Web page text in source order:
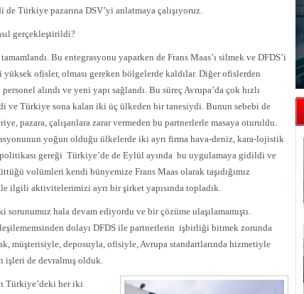
Türkiye pazarına DSV’yi anlatmaya çalışıyoruz.
gerçekleştirildi?
Bu entegrasyonu yaparken de Frans Maas’ı silmek ve DFDS’i
ofisler, olması gereken bölgelerde kaldılar. Diğer ofislerden
alındı ve yeni yapı sağlandı. Bu süreç Avrupa’da çok hızlı
ve Türkiye sona kalan iki üç ülkeden bir tanesiydi. Bunun sebebi de
pazara, çalışanlara zarar vermeden bu partnerlerle masaya oturuldu.
yoğun olduğu ülkelerde iki ayrı firma hava-deniz, kara-lojistik
gereği Türkiye’de de Eylül ayında bu uygulamaya gidildi ve
volümleri kendi bünyemize Frans Maas olarak taşıdığımız
ilgili aktivitelerimizi ayrı bir şirket yapısında topladık.
hala devam ediyordu ve bir çözüme ulaşılamamıştı.
dolayı DFDS ile partnerlerin işbirliği bitmek zorunda
müşterisiyle, deposuyla, ofisiyle, Avrupa standartlarında hizmetiyle
işleri de devralmış olduk.
Türkiye’deki her iki